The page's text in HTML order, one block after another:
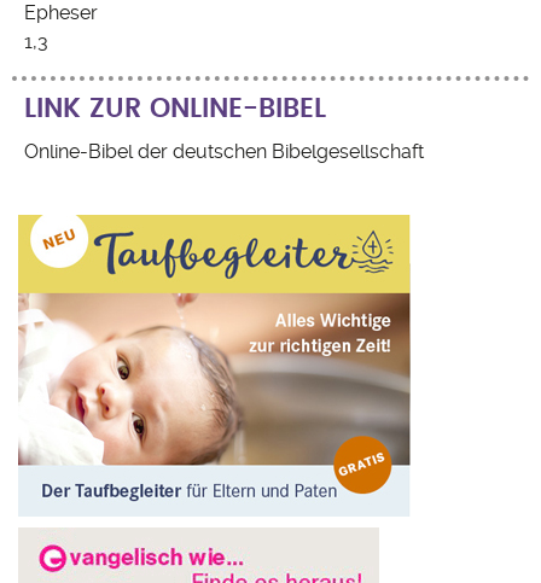
Epheser
1,3
LINK ZUR ONLINE-BIBEL
Online-Bibel der deutschen Bibelgesellschaft